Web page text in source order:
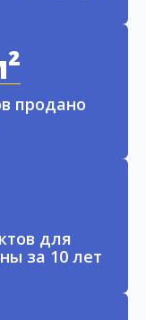
продано
для
за 10 лет